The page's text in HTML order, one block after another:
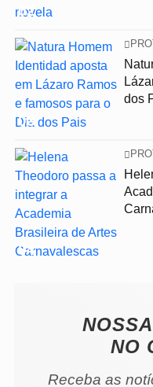
02
03
dos
04
NO
Receba as